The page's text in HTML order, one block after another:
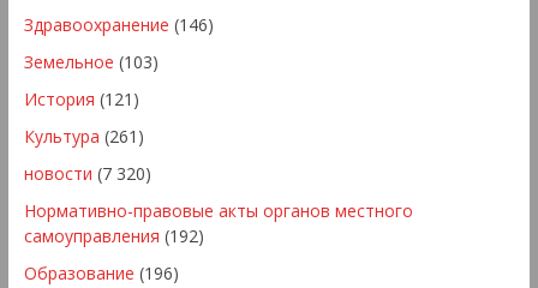
Здравоохранение (146)
Земельное (103)
История (121)
Культура (261)
новости (7 320)
Нормативно-правовые акты органов местного
самоуправления (192)
Образование (196)